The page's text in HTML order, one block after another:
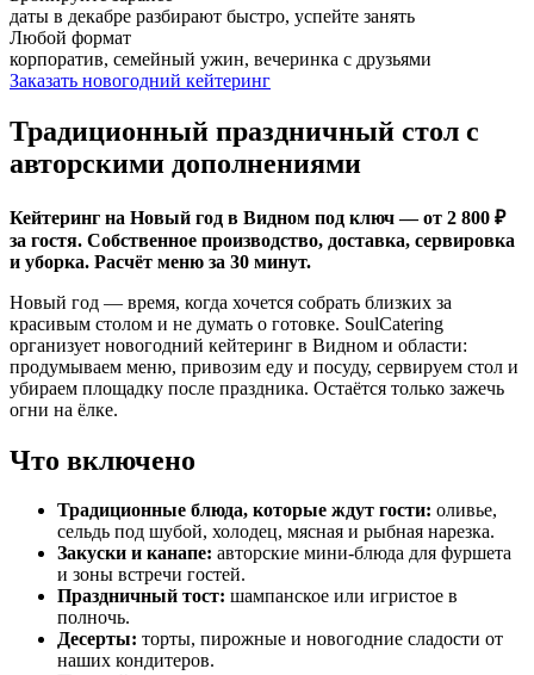
даты в декабре разбирают быстро, успейте занять
Любой формат
корпоратив, семейный ужин, вечеринка с друзьями
Заказать новогодний кейтеринг
Традиционный праздничный стол с
авторскими дополнениями
Кейтеринг на Новый год в Видном под ключ — от 2 800 ₽
за гостя. Собственное производство, доставка, сервировка
и уборка. Расчёт меню за 30 минут.
Новый год — время, когда хочется собрать близких за
красивым столом и не думать о готовке. SoulCatering
организует новогодний кейтеринг в Видном и области:
продумываем меню, привозим еду и посуду, сервируем стол и
убираем площадку после праздника. Остаётся только зажечь
огни на ёлке.
Что включено
Традиционные блюда, которые ждут гости: оливье,
сельдь под шубой, холодец, мясная и рыбная нарезка.
Закуски и канапе: авторские мини-блюда для фуршета
и зоны встречи гостей.
Праздничный тост: шампанское или игристое в
полночь.
Десерты: торты, пирожные и новогодние сладости от
наших кондитеров.